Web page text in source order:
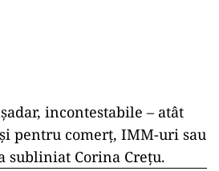
incontestabile – atât
pentru comerţ, IMM-uri sau
subliniat Corina Creţu.